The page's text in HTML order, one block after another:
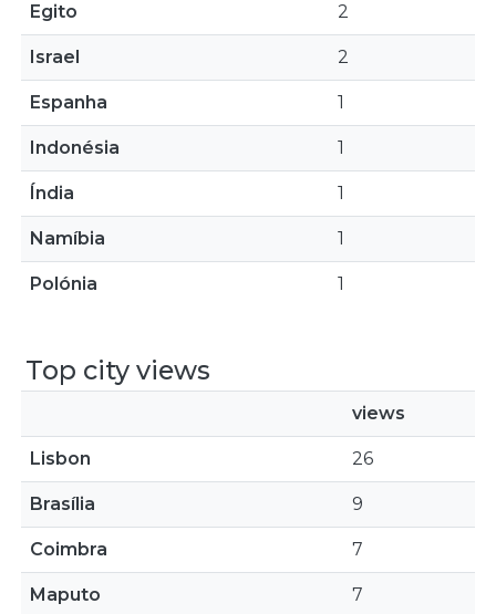
Egito 2
Israel 2
Espanha 1
Indonésia 1
Índia 1
Namíbia 1
Polónia 1
Top city views
views
Lisbon 26
Brasília 9
Coimbra 7
Maputo 7